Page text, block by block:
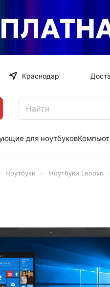
Краснодар
для ноутбуков
Ноутбуки Ноутбуки Lenovo